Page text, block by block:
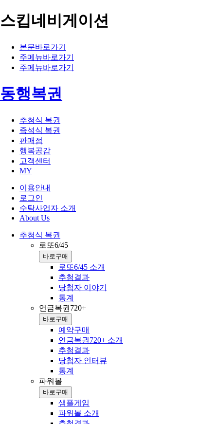
스킵네비게이션
본문바로가기
주메뉴바로가기
주메뉴바로가기
동행복권
추첨식 복권
즉석식 복권
판매점
행복공감
고객센터
MY
이용안내
로그인
수탁사업자 소개
About Us
추첨식 복권
로또6/45
바로구매
로또6/45 소개
추첨결과
당첨자 이야기
통계
연금복권720+
바로구매
예약구매
연금복권720+ 소개
추첨결과
당첨자 인터뷰
통계
파워볼
바로구매
샘플게임
파워볼 소개